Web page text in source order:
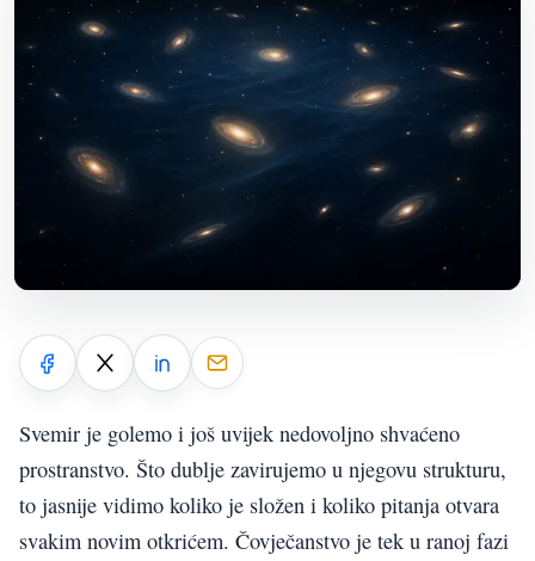
Svemir je golemo i još uvijek nedovoljno shvaćeno
prostranstvo. Što dublje zavirujemo u njegovu strukturu,
to jasnije vidimo koliko je složen i koliko pitanja otvara
svakim novim otkrićem. Čovječanstvo je tek u ranoj fazi